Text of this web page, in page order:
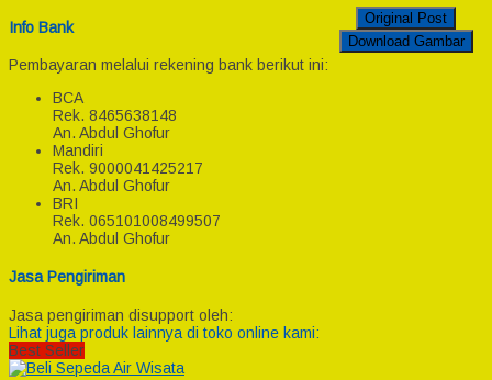
Info Bank
Pembayaran melalui rekening bank berikut ini:
BCA
Rek. 8465638148
An. Abdul Ghofur
Mandiri
Rek. 9000041425217
An. Abdul Ghofur
BRI
Rek. 065101008499507
An. Abdul Ghofur
Jasa Pengiriman
Jasa pengiriman disupport oleh:
Original Post
Download Gambar
Lihat juga produk lainnya di toko online kami:
Best Seller